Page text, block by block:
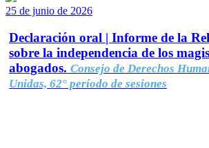
25 de junio de 2026
Declaración oral | Informe de la
sobre la independencia de los
abogados. Consejo de Derechos
Unidas, 62° período de sesiones